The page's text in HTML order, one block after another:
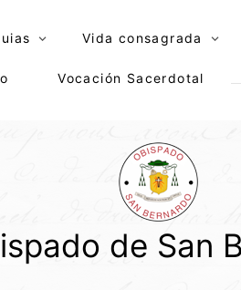
Vida consagrada
Vocación Sacerdotal
de San